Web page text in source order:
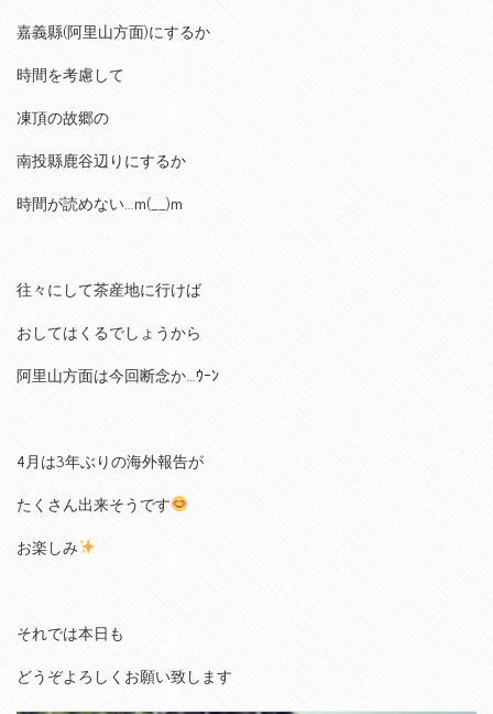
嘉義縣(阿里山方面)にするか
時間を考慮して
凍頂の故郷の
南投縣鹿谷辺りにするか
時間が読めない…m(__)m
往々にして茶産地に行けば
おしてはくるでしょうから
阿里山方面は今回断念か…ｳｰﾝ
4月は3年ぶりの海外報告が
たくさん出来そうです
お楽しみ
それでは本日も
どうぞよろしくお願い致します